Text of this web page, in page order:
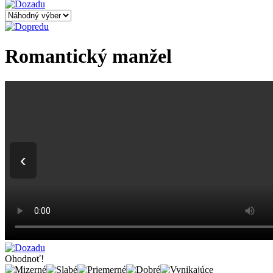
Romantický manžel
‹
Ohodnoť!